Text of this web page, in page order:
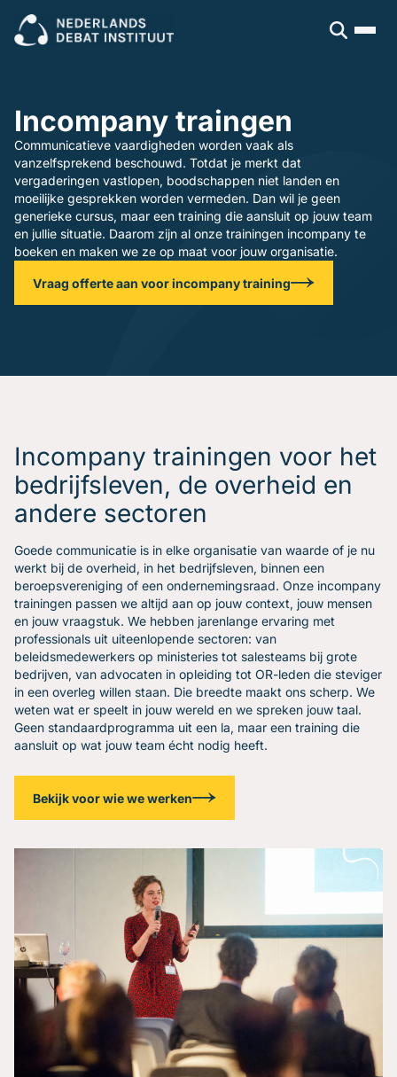
Open cursus
Incompany
Politiek
Dagvoorzitters
Debatleiders
Dagvoorzitters
Gespreksleiders
Voor wie
Overheid
Bedrijfsleven
Politiek en gemeenten
Beroepsopleiders
Kennisbank
Boeken
Downloads
Over ons
Incompany traingen
Communicatieve vaardigheden worden vaak als
vanzelfsprekend beschouwd. Totdat je merkt dat
vergaderingen vastlopen, boodschappen niet landen en
moeilijke gesprekken worden vermeden. Dan wil je geen
generieke cursus, maar een training die aansluit op jouw team
en jullie situatie. Daarom zijn al onze trainingen incompany te
boeken en maken we ze op maat voor jouw organisatie.
Vraag offerte aan voor incompany training
Incompany trainingen voor het
bedrijfsleven, de overheid en
andere sectoren
Goede communicatie is in elke organisatie van waarde of je nu
werkt bij de overheid, in het bedrijfsleven, binnen een
beroepsvereniging of een ondernemingsraad. Onze incompany
trainingen passen we altijd aan op jouw context, jouw mensen
en jouw vraagstuk. We hebben jarenlange ervaring met
professionals uit uiteenlopende sectoren: van
beleidsmedewerkers op ministeries tot salesteams bij grote
bedrijven, van advocaten in opleiding tot OR-leden die steviger
in een overleg willen staan. Die breedte maakt ons scherp. We
weten wat er speelt in jouw wereld en we spreken jouw taal.
Geen standaardprogramma uit een la, maar een training die
aansluit op wat jouw team écht nodig heeft.
Bekijk voor wie we werken